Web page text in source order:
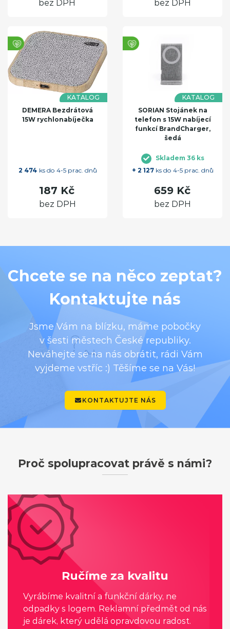
bez DPH bez DPH
KATALOG
DEMERA Bezdrátová
15W rychlonabíječka
2 474 ks do 4-5 prac. dnů
187 Kč
bez DPH
KATALOG
SORIAN Stojánek na
telefon s 15W nabíjecí
funkcí BrandCharger,
šedá
Skladem 36 ks
+ 2 127ks do 4-5 prac. dnů
659 Kč
bez DPH
Chcete se na něco zeptat?
Kontaktujte nás
Jsme Vám na blízku, máme pobočky
v šesti městech České republiky.
Neváhejte se na nás obrátit, rádi Vám
vyjdeme vstříc :) Těšíme se na Vás!
KONTAKTUJTE NÁS
Proč spolupracovat právě s námi?
Ručíme za kvalitu
Vyrábíme kvalitní a funkční dárky, ne
odpadky s logem. Reklamní předmět od nás
je dárek, který udělá opravdovou radost.